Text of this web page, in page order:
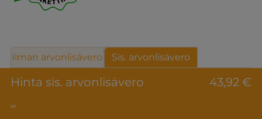
Hinta sis. arvonlisävero 43,92 €
...
Ilman arvonlisävero Sis. arvonlisävero